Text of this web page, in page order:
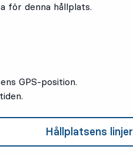
för denna hållplats.
GPS-position.
Hållplatsens linjer